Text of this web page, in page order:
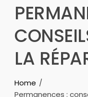
LA
Home
Permanences :